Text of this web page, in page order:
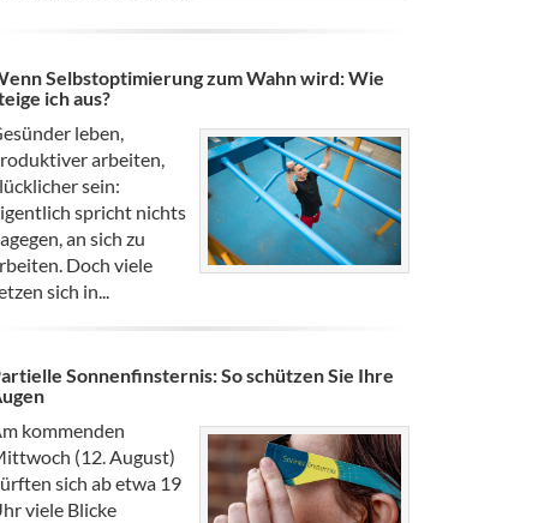
Selbstoptimierung zum Wahn wird: Wie
ich aus?
leben,
arbeiten,
sein:
spricht nichts
an sich zu
Doch viele
sich in...
Sonnenfinsternis: So schützen Sie Ihre
kommenden
(12. August)
sich ab etwa 19
viele Blicke